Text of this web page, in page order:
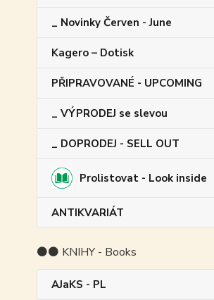
_ Novinky Červen - June
Kagero – Dotisk
PŘIPRAVOVANÉ - UPCOMING
_ VÝPRODEJ se slevou
_ DOPRODEJ - SELL OUT
Prolistovat - Look inside
ANTIKVARIÁT
⚫⚫ KNIHY - Books
AJaKS - PL